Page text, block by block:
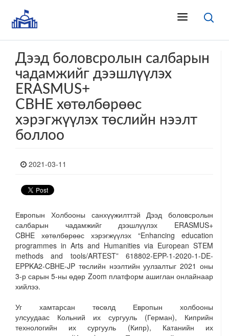
Дээд боловсролын салбарын
чадамжийг дээшлүүлэх
ERASMUS+
CBHE хөтөлбөрөөс
хэрэгжүүлэх төслийн нээлт
боллоо
2021-03-11
Европын Холбооны санхүүжилттэй Дээд боловсролын
салбарын чадамжийг дээшлүүлэх ERASMUS+
CBHE хөтөлбөрөөс хэрэгжүүлэх “Enhancing education
programmes in Arts and Humanities via European STEM
methods and tools/ARTEST” 618802-EPP-1-2020-1-DE-
EPPKA2-CBHE-JP төслийн нээлтийн уулзалтыг 2021 оны
3-р сарын 5-ны өдөр Zoom платформ ашиглан онлайнаар
хийлээ.
Уг хамтарсан төсөлд Европын холбооны
улсуудаас Кольний их сургууль (Герман), Киприйн
технологийн их сургууль (Кипр), Катанийн их